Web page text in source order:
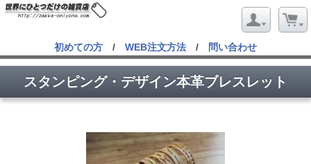
初めての方 / WEB注文方法 / 問い合わせ
スタンピング・デザイン本革ブレスレット